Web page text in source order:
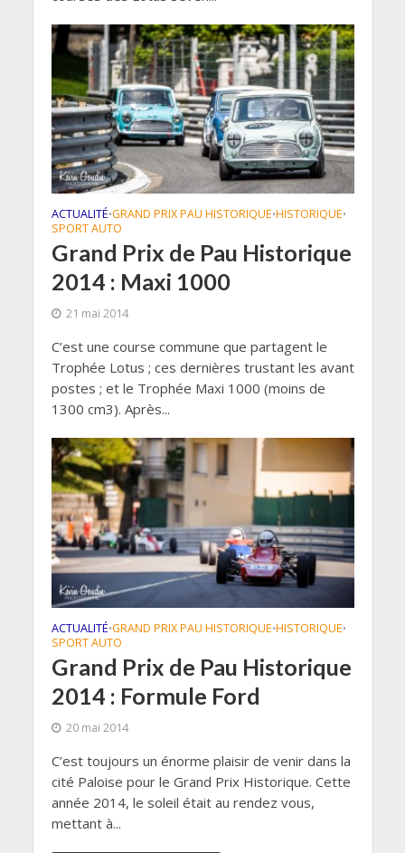
ACTUALITÉ•GRAND PRIX PAU HISTORIQUE•HISTORIQUE•
SPORT AUTO
Grand Prix de Pau Historique
2014 : Maxi 1000
21 mai 2014
C’est une course commune que partagent le
Trophée Lotus ; ces dernières trustant les avant
postes ; et le Trophée Maxi 1000 (moins de
1300 cm3). Après...
ACTUALITÉ•GRAND PRIX PAU HISTORIQUE•HISTORIQUE•
SPORT AUTO
Grand Prix de Pau Historique
2014 : Formule Ford
20 mai 2014
C’est toujours un énorme plaisir de venir dans la
cité Paloise pour le Grand Prix Historique. Cette
année 2014, le soleil était au rendez vous,
mettant à...